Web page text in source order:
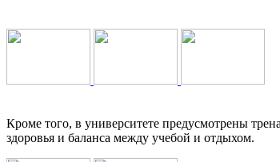
Кроме того, в университете предусмотрены
здоровья и баланса между учебой и отдыхом.